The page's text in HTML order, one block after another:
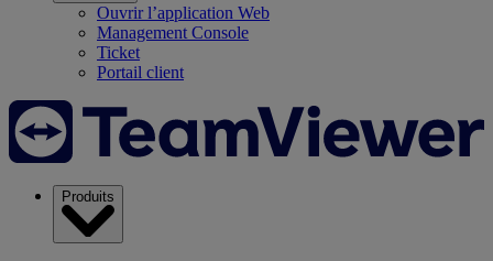
Ouvrir l’application Web
Management Console
Ticket
Portail client
Produits